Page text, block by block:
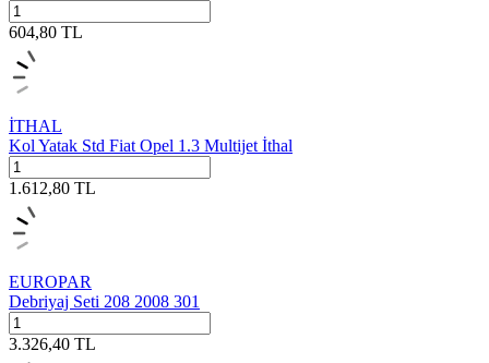
604,80 TL
İTHAL
Kol Yatak Std Fiat Opel 1.3 Multijet İthal
1.612,80 TL
EUROPAR
Debriyaj Seti 208 2008 301
3.326,40 TL